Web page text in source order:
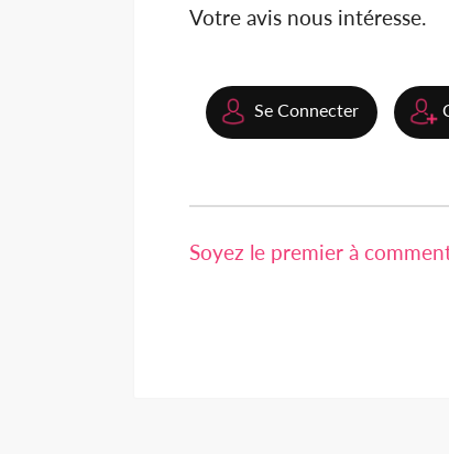
Votre avis nous intéresse.
Se Connecter
Soyez le premier à